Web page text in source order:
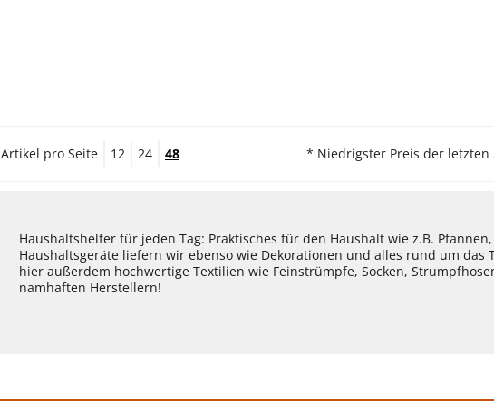
Artikel pro Seite 12 24 48 * Niedrigster Preis der letzten
Haushaltshelfer für jeden Tag: Praktisches für den Haushalt wie z.B.
Haushaltsgeräte liefern wir ebenso wie Dekorationen und alles rund um das
hier außerdem hochwertige Textilien wie Feinstrümpfe, Socken,
namhaften Herstellern!